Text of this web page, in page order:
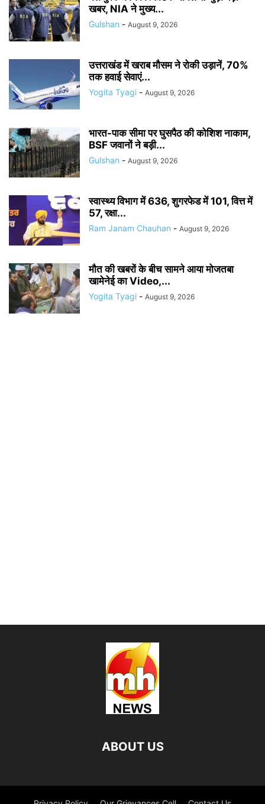
खबर, NIA ने मुख्य...
Gulshan - August 9, 2026
उत्तराखंड में खराब मौसम ने रोकी उड़ानें, 70%
तक हवाई सेवाएं...
Yogita Tyagi - August 9, 2026
भारत-पाक सीमा पर घुसपैठ की कोशिश नाकाम,
BSF जवानों ने बड़ी...
Gulshan - August 9, 2026
स्वास्थ्य विभाग में 636, शुगरफेड में 101, वित्त में
57, रक्षा...
Ram Janam Chauhan - August 9, 2026
मौत की खबरों के बीच सामने आया मोजतबा
खामेनेई का Video,...
Yogita Tyagi - August 9, 2026
ABOUT US